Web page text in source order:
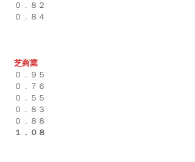
０．８２
０．８４
芝商業
０．９５
０．７６
０．５５
０．８３
０．８８
１．０８